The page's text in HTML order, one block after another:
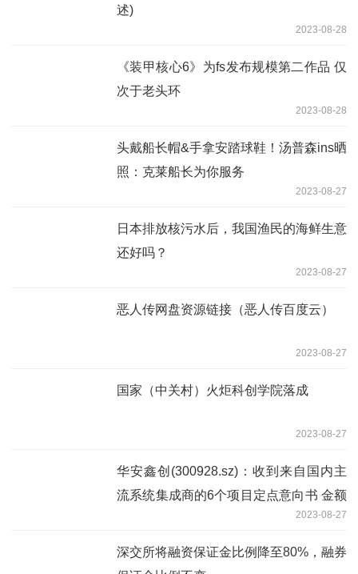
述)
2023-08-28
《装甲核心6》为fs发布规模第二作品 仅
次于老头环
2023-08-28
头戴船长帽&手拿安踏球鞋！汤普森ins晒
照：克莱船长为你服务
2023-08-27
日本排放核污水后，我国渔民的海鲜生意
还好吗？
2023-08-27
恶人传网盘资源链接（恶人传百度云）
2023-08-27
国家（中关村）火炬科创学院落成
2023-08-27
华安鑫创(300928.sz)：收到来自国内主
流系统集成商的6个项目定点意向书 金额
2023-08-27
深交所将融资保证金比例降至80%，融券